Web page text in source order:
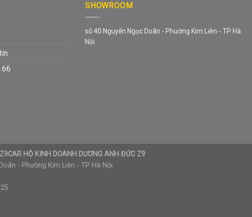
SHOWROOM
số 40 Nguyễn Ngọc Doãn - Phường Kim Liên - TP Hà
Nội
HỘ KINH DOANH DƯƠNG ANH ĐỨC Z9
- Phường Kim Liên - TP Hà Nội